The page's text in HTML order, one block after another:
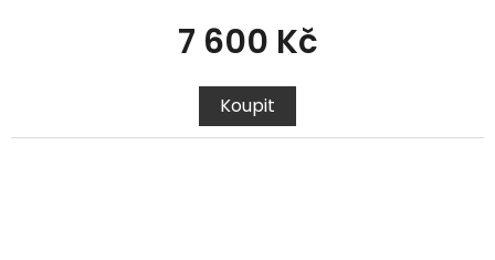
7 600 Kč
Koupit